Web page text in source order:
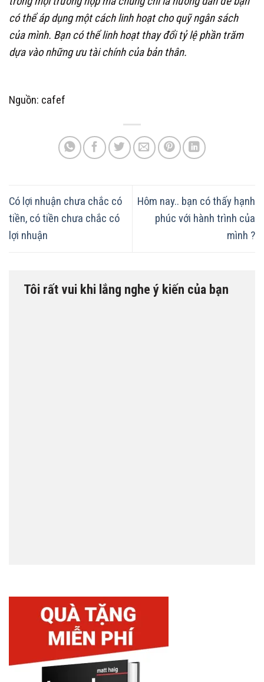
có thể áp dụng một cách linh hoạt cho quỹ ngân sách
của mình. Bạn có thể linh hoạt thay đổi tỷ lệ phần trăm
dựa vào những ưu tài chính của bản thân.
Nguồn: cafef
Có lợi nhuận chưa chắc có
tiền, có tiền chưa chắc có
lợi nhuận
Hôm nay.. bạn có thấy hạnh
phúc với hành trình của
mình ?
Tôi rất vui khi lắng nghe ý kiến của bạn